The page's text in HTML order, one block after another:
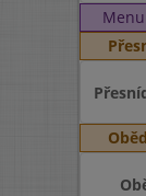
Menu